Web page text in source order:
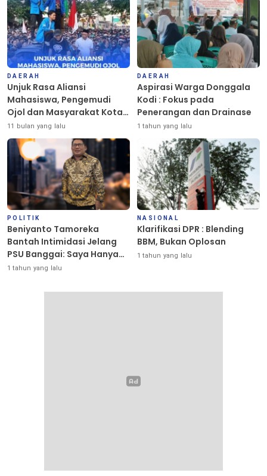
DAERAH
Unjuk Rasa Aliansi
Mahasiswa, Pengemudi
Ojol dan Masyarakat Kota
Palu Berlangsung Damai
11 bulan yang lalu
DAERAH
Aspirasi Warga Donggala
Kodi : Fokus pada
Penerangan dan Drainase
1 tahun yang lalu
POLITIK
Beniyanto Tamoreka
Bantah Intimidasi Jelang
PSU Banggai: Saya Hanya
Ingin Redakan Suasana
1 tahun yang lalu
NASIONAL
Klarifikasi DPR : Blending
BBM, Bukan Oplosan
1 tahun yang lalu